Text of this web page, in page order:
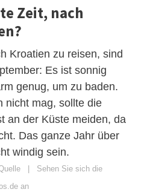
Zeit, nach
Kroatien zu reisen, sind
Es ist sonnig
genug, um zu baden.
nicht mag, sollte die
an der Küste meiden, da
Das ganze Jahr über
windig sein.
| Sehen Sie sich die
an